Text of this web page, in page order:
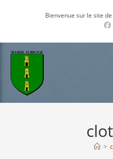
Bienvenue sur le site
>